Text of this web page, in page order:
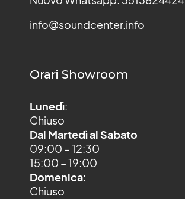
info@soundcenter.info
Orari Showroom
Lunedì:
Chiuso
Dal Martedì al Sabato
09:00 – 12:30
15:00 – 19:00
Domenica:
Chiuso